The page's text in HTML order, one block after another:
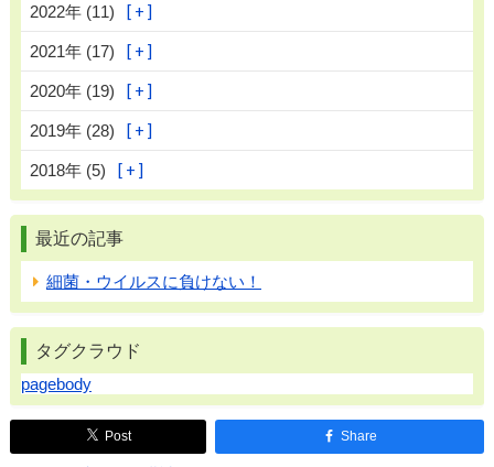
2022年 (11)
2021年 (17)
2020年 (19)
2019年 (28)
2018年 (5)
最近の記事
細菌・ウイルスに負けない！
タグクラウド
pagebody
Post Share